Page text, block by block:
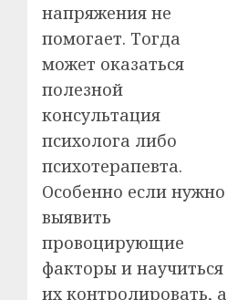
напряжения не
помогает. Тогда
может оказаться
полезной
консультация
психолога либо
психотерапевта.
Особенно если нужно
выявить
провоцирующие
факторы и научиться
их контролировать, а